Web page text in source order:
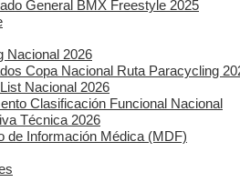
General BMX Freestyle 2025
Nacional 2026
Copa Nacional Ruta Paracycling
Nacional 2026
Clasificación Funcional Nacional
Técnica 2026
de Información Médica (MDF)